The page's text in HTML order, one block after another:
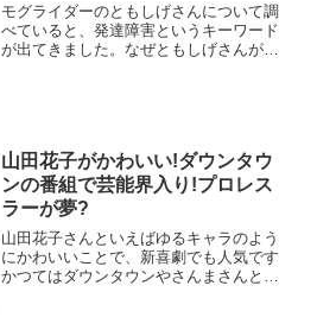
モグライダーのともしげさんについて調
べていると、発達障害というキーワード
が出てきました。なぜともしげさんが発
山田花子がかわいい!ダウンタウ
ンの番組で芸能界入り!プロレス
ラーが夢?
山田花子さんといえばゆるキャラのよう
にかわいいことで、新喜劇でも人気です
かつてはダウンタウンやさんまさんと一